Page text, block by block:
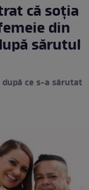
că soția
din
sărutul
ce s-a sărutat